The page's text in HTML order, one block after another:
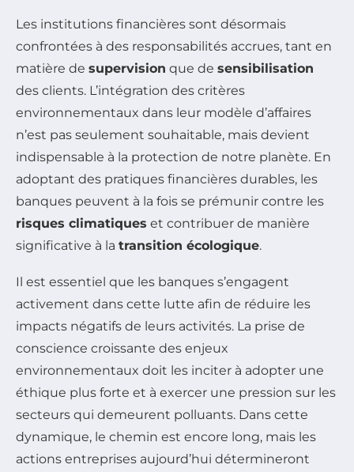
Les institutions financières sont désormais
confrontées à des responsabilités accrues, tant en
matière de supervision que de sensibilisation
des clients. L’intégration des critères
environnementaux dans leur modèle d’affaires
n’est pas seulement souhaitable, mais devient
indispensable à la protection de notre planète. En
adoptant des pratiques financières durables, les
banques peuvent à la fois se prémunir contre les
risques climatiques et contribuer de manière
significative à la transition écologique.
Il est essentiel que les banques s’engagent
activement dans cette lutte afin de réduire les
impacts négatifs de leurs activités. La prise de
conscience croissante des enjeux
environnementaux doit les inciter à adopter une
éthique plus forte et à exercer une pression sur les
secteurs qui demeurent polluants. Dans cette
dynamique, le chemin est encore long, mais les
actions entreprises aujourd’hui détermineront